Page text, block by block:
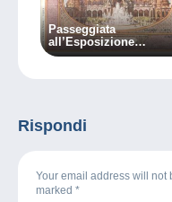
Passeggiata
all’Esposizione
universale di Parigi
Rispondi
Your email address will not
marked *